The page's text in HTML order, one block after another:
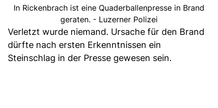
In Rickenbrach ist eine Quaderballenpresse in Brand
geraten. - Luzerner Polizei
Verletzt wurde niemand. Ursache für den Brand
dürfte nach ersten Erkenntnissen ein
Steinschlag in der Presse gewesen sein.